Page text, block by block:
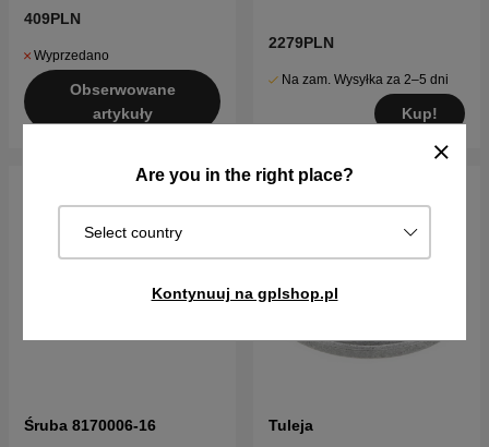
Are you in the right place?
Select country
Kontynuuj na gplshop.pl
409PLN
Wyprzedano
Obserwowane
artykuły
2279PLN
Na zam. Wysyłka za 2–5 dni
Kup!
Śruba 8170006-16 Tuleja